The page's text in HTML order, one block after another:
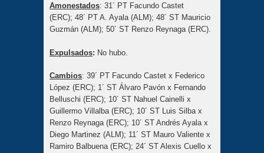
Amonestados: 31´ PT Facundo Castet
(ERC); 48´ PT A. Ayala (ALM); 48´ ST Mauricio
Guzmán (ALM); 50´ ST Renzo Reynaga (ERC).
Expulsados: No hubo.
Cambios: 39´ PT Facundo Castet x Federico
López (ERC); 1´ ST Álvaro Pavón x Fernando
Belluschi (ERC); 10´ ST Nahuel Cainelli x
Guillermo Villalba (ERC); 10´ ST Luis Silba x
Renzo Reynaga (ERC); 10´ ST Andrés Ayala x
Diego Martinez (ALM); 11´ ST Mauro Valiente x
Ramiro Balbuena (ERC); 24´ ST Alexis Cuello x